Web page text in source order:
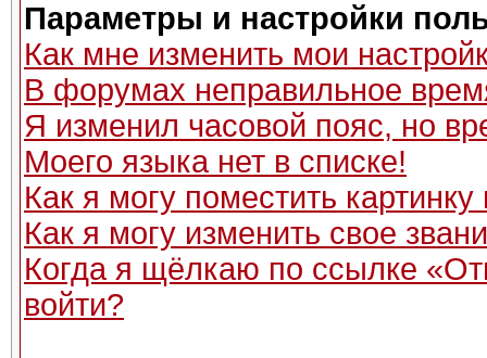
Параметры и настройки
Как мне изменить мои
В форумах неправильное
Я изменил часовой пояс, но
Моего языка нет в списке!
Как я могу поместить
Как я могу изменить свое
Когда я щёлкаю по ссылке
войти?